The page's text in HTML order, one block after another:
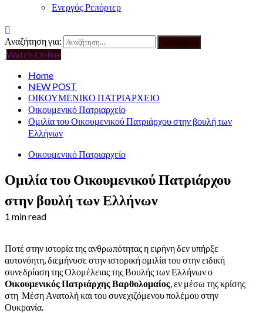
Ενεργός Ρεπόρτερ
Αναζήτηση για:
Watch Online
Home
NEW POST
ΟΙΚΟΥΜΕΝΙΚΟ ΠΑΤΡΙΑΡΧΕΙΟ
Οικουμενικό Πατριαρχείο
Ομιλία του Οικουμενικού Πατριάρχου στην βουλή των
Ελλήνων
Οικουμενικό Πατριαρχείο
Ομιλία του Οικουμενικού Πατριάρχου
στην βουλή των Ελλήνων
1 min read
Ποτέ στην ιστορία της ανθρωπότητας η ειρήνη δεν υπήρξε
αυτονόητη, διεμήνυσε στην ιστορική ομιλία του στην ειδική
συνεδρίαση της Ολομέλειας της Βουλής των Ελλήνων ο
Οικουμενικός Πατριάρχης Βαρθολομαίος, εν μέσω της κρίσης
στη Μέση Ανατολή και του συνεχιζόμενου πολέμου στην
Ουκρανία.